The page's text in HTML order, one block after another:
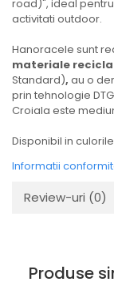
road)", ideal
activitati outdoor.
Hanoracele sunt
materiale
Standard), au o
prin tehnologie
Croiala este
Disponibil in
Informatii
Review-uri (0)
Produse